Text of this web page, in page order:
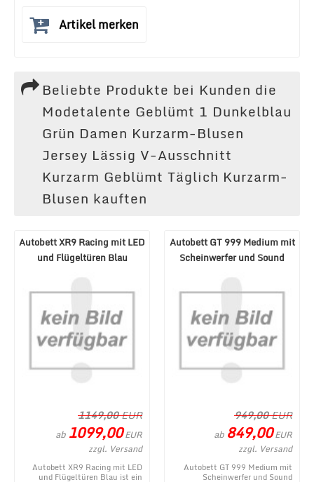
Artikel merken
Beliebte Produkte bei Kunden die
Modetalente Geblümt 1 Dunkelblau
Grün Damen Kurzarm-Blusen
Jersey Lässig V-Ausschnitt
Kurzarm Geblümt Täglich Kurzarm-
Blusen kauften
Autobett XR9 Racing mit LED
und Flügeltüren Blau
1149,00EUR
ab 1099,00EUR
zzgl. Versand
Autobett XR9 Racing mit LED
und Flügeltüren Blau ist ein
Autobett GT 999 Medium mit
Scheinwerfer und Sound
949,00EUR
ab 849,00EUR
zzgl. Versand
Autobett GT 999 Medium mit
Scheinwerfer und Sound